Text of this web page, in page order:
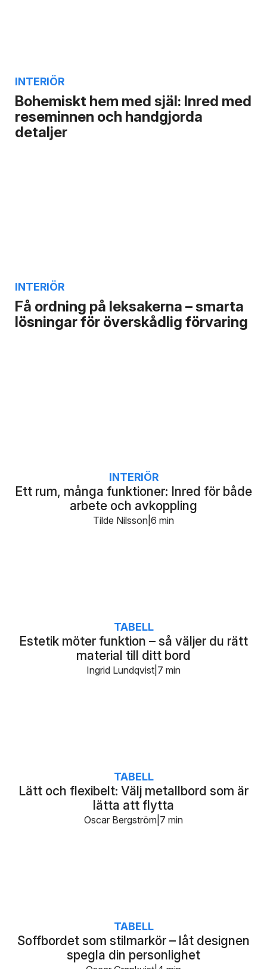
Bohemiskt hem med själ: Inred med
reseminnen och handgjorda
detaljer
INTERIÖR
Få ordning på leksakerna – smarta
lösningar för överskådlig förvaring
INTERIÖR
Ett rum, många funktioner: Inred för både
arbete och avkoppling
INTERIÖR
6 min
Tilde Nilsson
Estetik möter funktion – så väljer du rätt
material till ditt bord
TABELL
7 min
Ingrid Lundqvist
Lätt och flexibelt: Välj metallbord som är
lätta att flytta
TABELL
7 min
Oscar Bergström
Soffbordet som stilmarkör – låt designen
spegla din personlighet
TABELL